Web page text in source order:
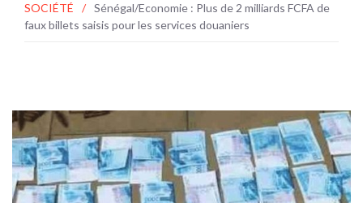
SOCIÉTÉ
/ Sénégal/Economie : Plus de 2 milliards FCFA de
faux billets saisis pour les services douaniers